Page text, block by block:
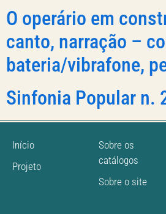
O operário em
canto, narração –
bateria/vibrafone,
Sinfonia Popular n.
Início
Projeto
Sobre os
catálogos
Sobre o site